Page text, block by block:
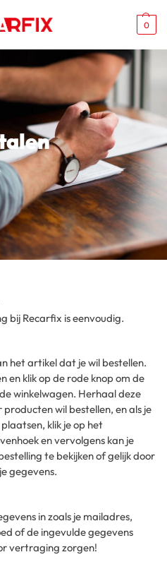
0
bij Recarfix is eenvoudig.
het artikel dat je wil bestellen.
en klik op de rode knop om de
winkelwagen. Herhaal deze
wil bestellen, en als je
klik je op het
en vervolgens kan je
te bekijken of gelijk door
gegevens.
in zoals je mailadres,
of de ingevulde gegevens
vertraging zorgen!